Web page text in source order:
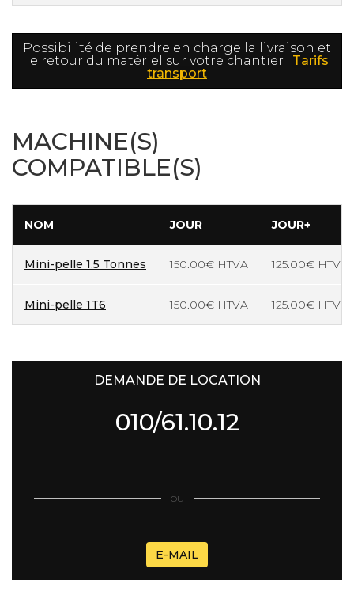
Possibilité de prendre en charge la livraison et
le retour du matériel sur votre chantier : Tarifs
transport
MACHINE(S)
COMPATIBLE(S)
NOM JOUR JOUR+
Mini-pelle 1.5 Tonnes 150.00€ HTVA 125.00€ HTVA
Mini-pelle 1T6 150.00€ HTVA 125.00€ HTVA
DEMANDE DE LOCATION
010/61.10.12
ou
E-MAIL